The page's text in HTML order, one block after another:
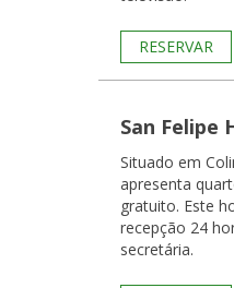
RESERVAR
San Felipe
Situado em
apresenta
gratuito. Este
recepção 24 horas. Os quartos do hotel
secretária.